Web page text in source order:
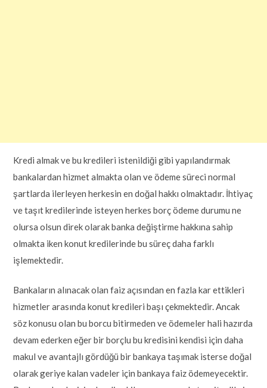
Kredi almak ve bu kredileri istenildiği gibi yapılandırmak
bankalardan hizmet almakta olan ve ödeme süreci normal
şartlarda ilerleyen herkesin en doğal hakkı olmaktadır. İhtiyaç
ve taşıt kredilerinde isteyen herkes borç ödeme durumu ne
olursa olsun direk olarak banka değiştirme hakkına sahip
olmakta iken konut kredilerinde bu süreç daha farklı
işlemektedir.
Bankaların alınacak olan faiz açısından en fazla kar ettikleri
hizmetler arasında konut kredileri başı çekmektedir. Ancak
söz konusu olan bu borcu bitirmeden ve ödemeler hali hazırda
devam ederken eğer bir borçlu bu kredisini kendisi için daha
makul ve avantajlı gördüğü bir bankaya taşımak isterse doğal
olarak geriye kalan vadeler için bankaya faiz ödemeyecektir.